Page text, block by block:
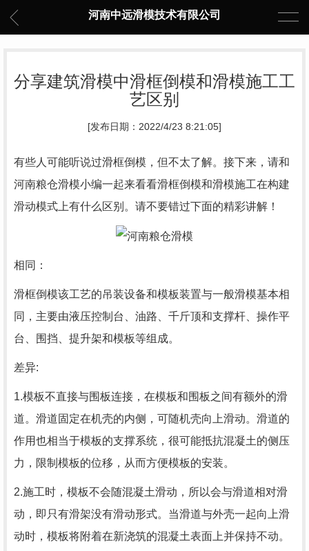
河南中远滑模技术有限公司
分享建筑滑模中滑框倒模和滑模施工工
艺区别
[发布日期：2022/4/23 8:21:05]
有些人可能听说过滑框倒模，但不太了解。接下来，请和
河南粮仓滑模小编一起来看看滑框倒模和滑模施工在构建
滑动模式上有什么区别。请不要错过下面的精彩讲解！
相同：
滑框倒模该工艺的吊装设备和模板装置与一般滑模基本相
同，主要由液压控制台、油路、千斤顶和支撑杆、操作平
台、围挡、提升架和模板等组成。
差异:
1.模板不直接与围板连接，在模板和围板之间有额外的滑
道。滑道固定在机壳的内侧，可随机壳向上滑动。滑道的
作用也相当于模板的支撑系统，很可能抵抗混凝土的侧压
力，限制模板的位移，从而方便模板的安装。
2.施工时，模板不会随混凝土滑动，所以会与滑道相对滑
动，即只有滑架没有滑动形式。当滑道与外壳一起向上滑
动时，模板将附着在新浇筑的混凝土表面上并保持不动。